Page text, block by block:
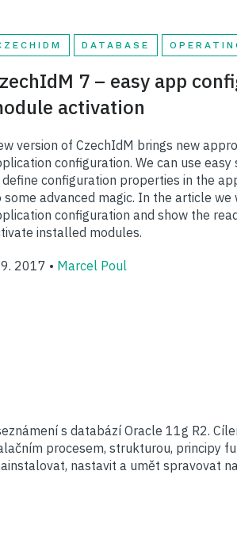
DATABASE
7 – easy app
activation
version of CzechIdM brings new
configuration. We can use
configuration properties in the
some advanced magic. In the article
configuration and show the
installed modules.
2017 • Marcel Poul
s databází Oracle 11g R2.
procesem, strukturou, principy
nastavit a umět spravovat